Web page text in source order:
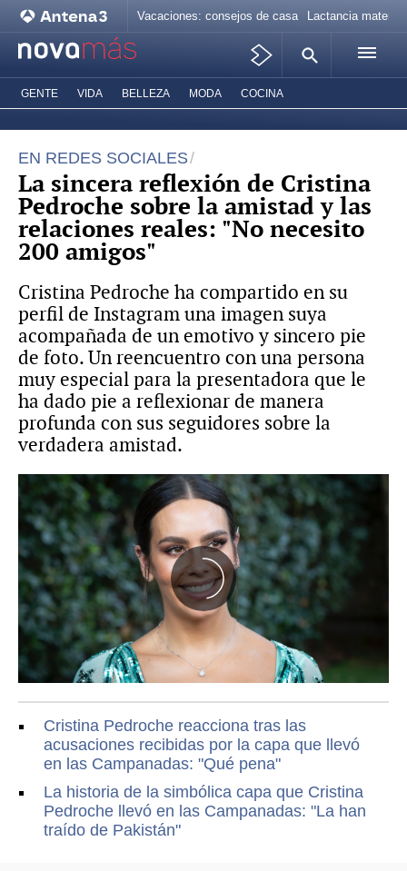
Vacaciones: consejos de casa Lactancia materna
GENTE VIDA BELLEZA MODA COCINA
EN REDES SOCIALES
La sincera reflexión de Cristina
Pedroche sobre la amistad y las
relaciones reales: "No necesito
200 amigos"
Cristina Pedroche ha compartido en su
perfil de Instagram una imagen suya
acompañada de un emotivo y sincero pie
de foto. Un reencuentro con una persona
muy especial para la presentadora que le
ha dado pie a reflexionar de manera
profunda con sus seguidores sobre la
verdadera amistad.
Cristina Pedroche reacciona tras las
acusaciones recibidas por la capa que llevó
en las Campanadas: "Qué pena"
La historia de la simbólica capa que Cristina
Pedroche llevó en las Campanadas: "La han
traído de Pakistán"